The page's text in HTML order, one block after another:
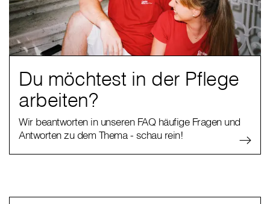
Du möchtest in der Pflege
arbeiten?
Wir beantworten in unseren FAQ häufige Fragen und
Antworten zu dem Thema - schau rein!